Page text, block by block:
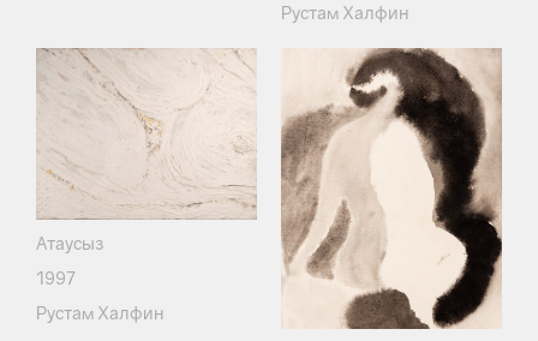
Рустам Халфин
Атаусыз
1997
Рустам Халфин